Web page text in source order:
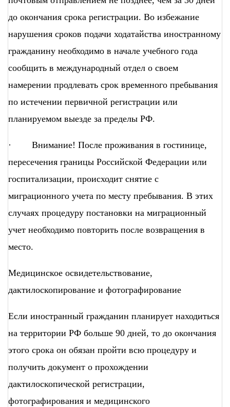
до окончания срока регистрации. Во избежание
нарушения сроков подачи ходатайства иностранному
гражданину необходимо в начале учебного года
сообщить в международный отдел о своем
намерении продлевать срок временного пребывания
по истечении первичной регистрации или
планируемом выезде за пределы РФ.
· Внимание! После проживания в гостинице,
пересечения границы Российской Федерации или
госпитализации, происходит снятие с
миграционного учета по месту пребывания. В этих
случаях процедуру постановки на миграционный
учет необходимо повторить после возвращения в
место.
Медицинское освидетельствование,
дактилоскопирование и фотографирование
Если иностранный гражданин планирует находиться
на территории РФ больше 90 дней, то до окончания
этого срока он обязан пройти всю процедуру и
получить документ о прохождении
дактилоскопической регистрации,
фотографирования и медицинского